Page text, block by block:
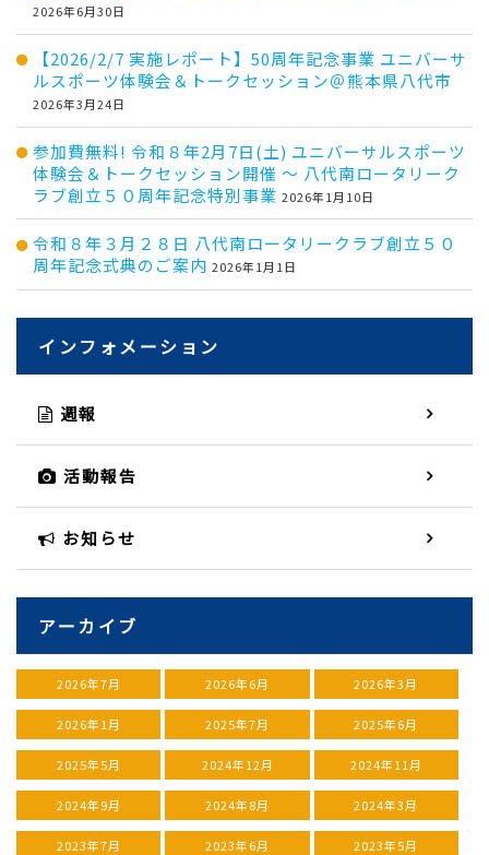
2026年6月30日
【2026/2/7 実施レポート】50周年記念事業 ユニバーサ
ルスポーツ体験会＆トークセッション＠熊本県八代市
2026年3月24日
参加費無料! 令和８年2月7日(土) ユニバーサルスポーツ
体験会＆トークセッション開催 ～ 八代南ロータリーク
ラブ創立５０周年記念特別事業 2026年1月10日
令和８年３月２８日 八代南ロータリークラブ創立５０
周年記念式典のご案内 2026年1月1日
インフォメーション
週報
活動報告
お知らせ
アーカイブ
2026年7月 2026年6月 2026年3月
2026年1月 2025年7月 2025年6月
2025年5月 2024年12月 2024年11月
2024年9月 2024年8月 2024年3月
2023年7月 2023年6月 2023年5月